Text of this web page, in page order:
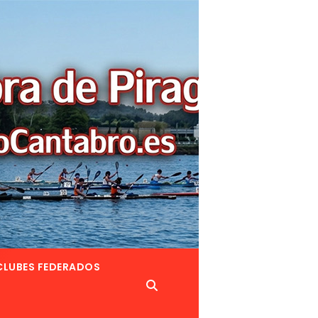
FEDERADOS